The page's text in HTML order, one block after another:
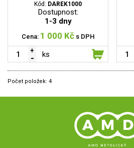
Kód: DAREK1000
Dostupnost:
1-3 dny
Cena: 1 000 Kč s DPH
ks
Počet položek: 4